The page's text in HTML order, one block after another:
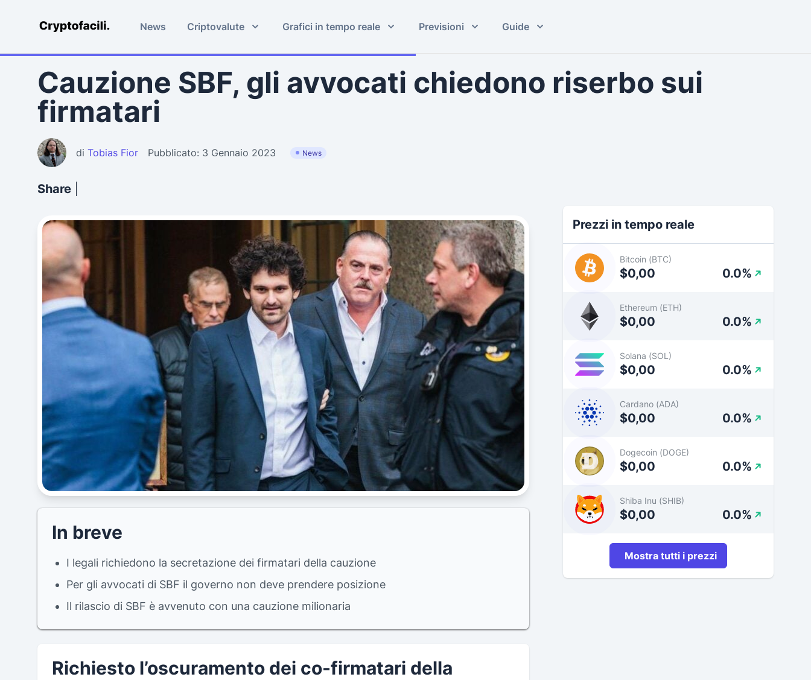
Cryptofacili.com News Criptovalute Grafici in tempo reale Previsioni Guide
Cauzione SBF, gli avvocati chiedono riserbo sui
firmatari
di Tobias Fior Pubblicato: 3 Gennaio 2023 News
Share
In breve
I legali richiedono la secretazione dei firmatari della cauzione
Per gli avvocati di SBF il governo non deve prendere posizione
Il rilascio di SBF è avvenuto con una cauzione milionaria
Richiesto l’oscuramento dei co-firmatari della
Prezzi in tempo reale
Bitcoin (BTC)
$0,00 0.0%
Ethereum (ETH)
$0,00 0.0%
Solana (SOL)
$0,00 0.0%
Cardano (ADA)
$0,00 0.0%
Dogecoin (DOGE)
$0,00 0.0%
Shiba Inu (SHIB)
$0,00 0.0%
Mostra tutti i prezzi